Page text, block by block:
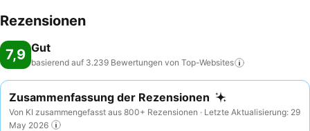
Rezensionen
7,9 Gut
basierend auf 3.239 Bewertungen von Top-Websites
Zusammenfassung der Rezensionen
Von KI zusammengefasst aus 800+ Rezensionen · Letzte Aktualisierung: 29
May 2026